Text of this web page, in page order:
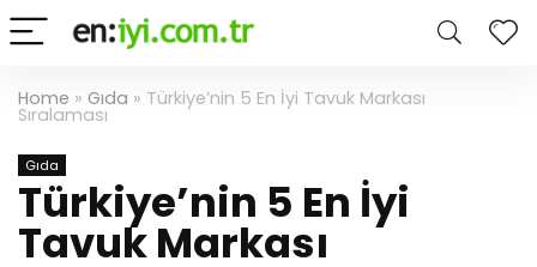
Home » Gıda » Türkiye’nin 5 En İyi Tavuk Markası
Sıralaması
Gıda
Türkiye’nin 5 En İyi
Tavuk Markası